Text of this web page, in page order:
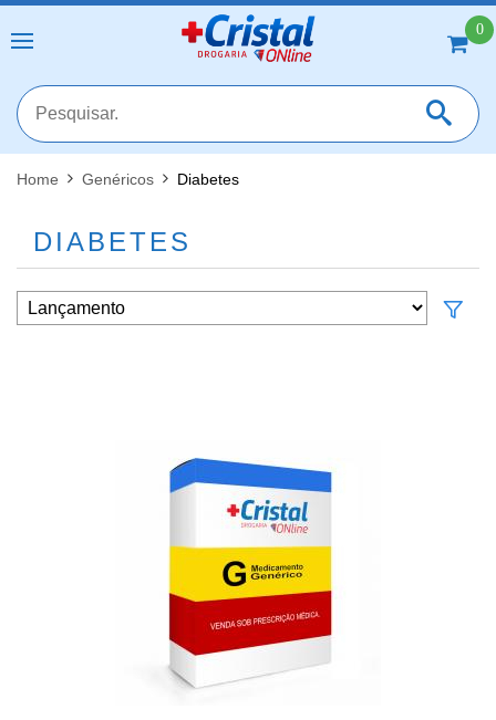
0
Home Genéricos Diabetes
DIABETES